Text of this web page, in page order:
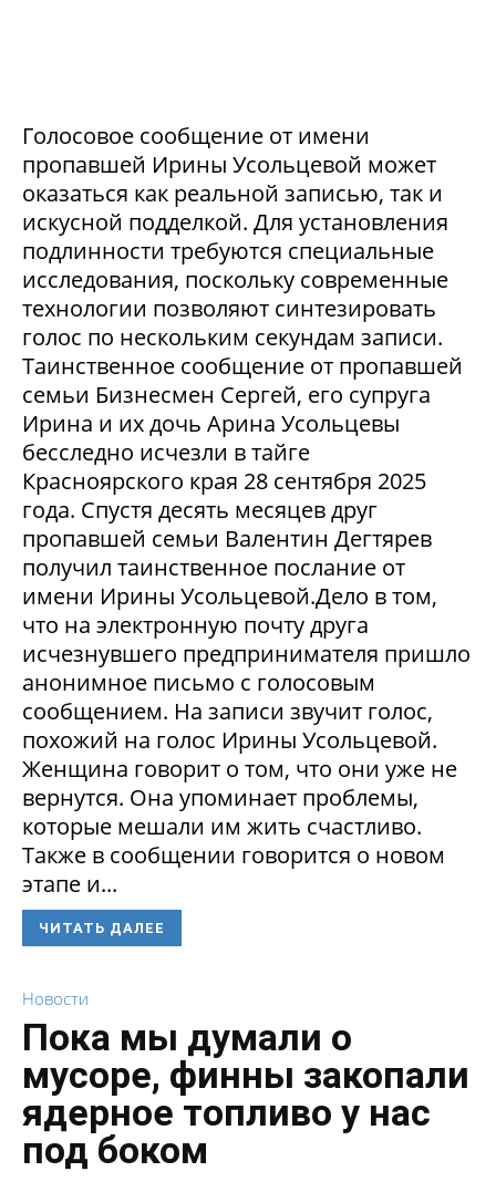
Голосовое сообщение от имени
пропавшей Ирины Усольцевой может
оказаться как реальной записью, так и
искусной подделкой. Для установления
подлинности требуются специальные
исследования, поскольку современные
технологии позволяют синтезировать
голос по нескольким секундам записи.
Таинственное сообщение от пропавшей
семьи Бизнесмен Сергей, его супруга
Ирина и их дочь Арина Усольцевы
бесследно исчезли в тайге
Красноярского края 28 сентября 2025
года. Спустя десять месяцев друг
пропавшей семьи Валентин Дегтярев
получил таинственное послание от
имени Ирины Усольцевой.Дело в том,
что на электронную почту друга
исчезнувшего предпринимателя пришло
анонимное письмо с голосовым
сообщением. На записи звучит голос,
похожий на голос Ирины Усольцевой.
Женщина говорит о том, что они уже не
вернутся. Она упоминает проблемы,
которые мешали им жить счастливо.
Также в сообщении говорится о новом
этапе и...
ЧИТАТЬ ДАЛЕЕ
Новости
Пока мы думали о
мусоре, финны закопали
ядерное топливо у нас
под боком